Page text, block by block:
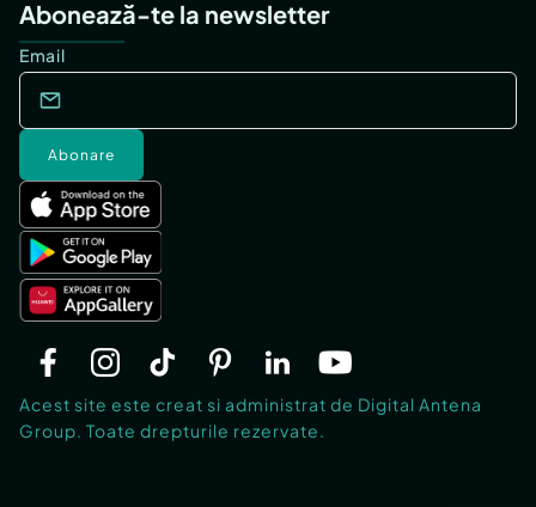
Abonează-te la newsletter
Email
Abonare
Acest site este creat si administrat de Digital Antena
Group. Toate drepturile rezervate.